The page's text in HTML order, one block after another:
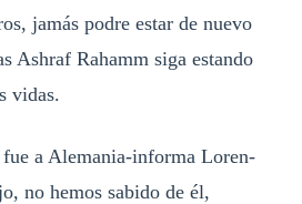
jamás podre estar de nuevo
Ashraf Rahamm siga estando
vidas.
fue a Alemania-informa Loren-
no hemos sabido de él,